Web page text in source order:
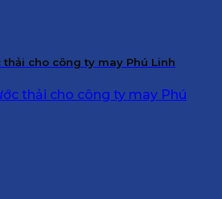
cho công ty may Phú Linh
thải cho công ty may Phú